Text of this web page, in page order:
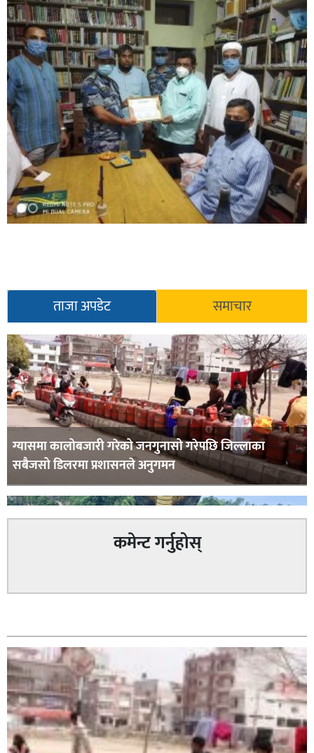
ताजा अपडेट समाचार
ग्यासमा कालोबजारी गरेको जनगुनासो गरेपछि जिल्लाका
सबैजसो डिलरमा प्रशासनले अनुगमन
कमेन्ट गर्नुहोस्